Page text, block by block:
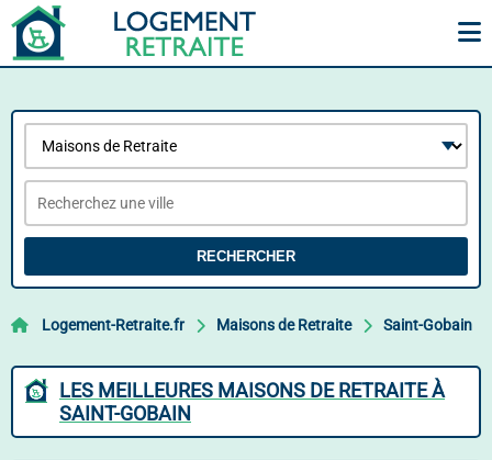
RECHERCHER
Logement-Retraite.fr Maisons de Retraite Saint-Gobain
LES MEILLEURES MAISONS DE RETRAITE À
SAINT-GOBAIN